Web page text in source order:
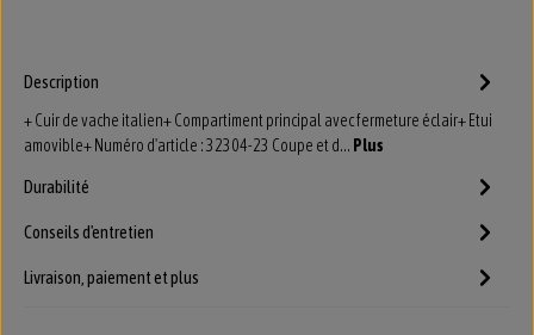
Description
+ Cuir de vache italien+ Compartiment principal avec fermeture éclair+ Etui
amovible+ Numéro d'article : 32304-23 Coupe et d… Plus
Durabilité
Conseils d'entretien
Livraison, paiement et plus